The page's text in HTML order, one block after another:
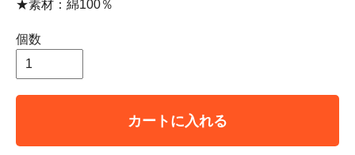
★素材：綿100％
個数
カートに入れる